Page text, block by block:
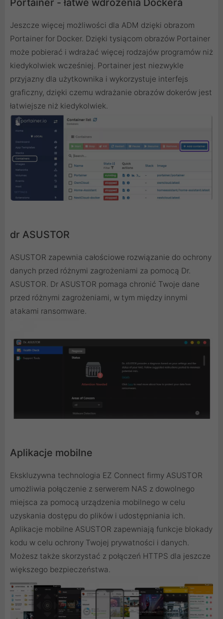
Portainer - łatwe wdrożenia Dockera
Jeszcze więcej możliwości dla ADM dzięki obrazom
Portainer for Docker. Dzięki tysiącom obrazów Portainer
może pobierać i wdrażać więcej rodzajów programów niż
kiedykolwiek wcześniej. Portainer jest niezwykle
przyjazny dla użytkownika i wykorzystuje interfejs
graficzny, dzięki czemu wdrażanie obrazów dokerów jest
łatwiejsze niż kiedykolwiek.
dr ASUSTOR
ASUSTOR zapewnia całościowe rozwiązanie do ochrony
danych przed różnymi zagrożeniami za pomocą Dr.
ASUSTOR. Dr ASUSTOR pomaga chronić Twoje dane
przed różnymi zagrożeniami, w tym między innymi
atakami ransomware.
Aplikacje mobilne
Ekskluzywna technologia EZ Connect firmy ASUSTOR
umożliwia połączenie z serwerem NAS z dowolnego
miejsca za pomocą urządzenia mobilnego w celu
uzyskania dostępu do plików i udostępniania ich.
Aplikacje mobilne ASUSTOR zapewniają funkcje blokady
kodu w celu ochrony Twojej prywatności i danych.
Możesz także skorzystać z połączeń HTTPS dla jeszcze
większego bezpieczeństwa.